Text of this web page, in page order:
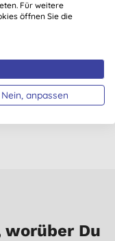
Zitrone &
Vera 5L
Vorteilsgröße
(16)
€ KAUFEN
worüber Du
Für weitere
öffnen Sie die
Nein, anpassen